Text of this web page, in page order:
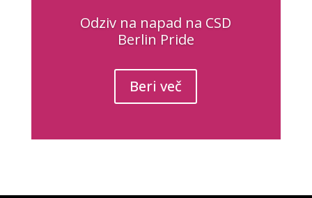
Odziv na napad na CSD
Berlin Pride
Beri več